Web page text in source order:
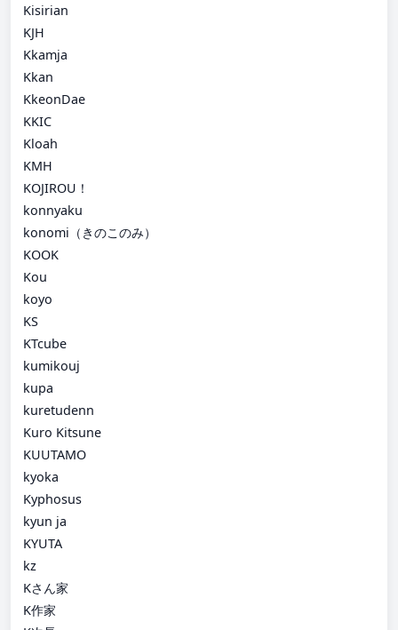
Kisirian
KJH
Kkamja
Kkan
KkeonDae
KKIC
Kloah
KMH
KOJIROU！
konnyaku
konomi（きのこのみ）
KOOK
Kou
koyo
KS
KTcube
kumikouj
kupa
kuretudenn
Kuro Kitsune
KUUTAMO
kyoka
Kyphosus
kyun ja
KYUTA
kz
Kさん家
K作家